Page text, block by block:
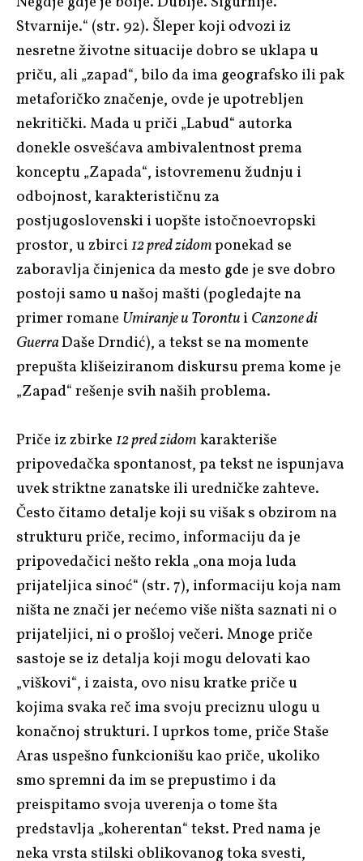
Stvarnije.“ (str. 92). Šleper koji odvozi iz
nesretne životne situacije dobro se uklapa u
priču, ali „zapad“, bilo da ima geografsko ili pak
metaforičko značenje, ovde je upotrebljen
nekritički. Mada u priči „Labud“ autorka
donekle osvešćava ambivalentnost prema
konceptu „Zapada“, istovremenu žudnju i
odbojnost, karakterističnu za
postjugoslovenski i uopšte istočnoevropski
prostor, u zbirci12 pred zidomponekad se
zaboravlja činjenica da mesto gde je sve dobro
postoji samo u našoj mašti (pogledajte na
primer romane Umiranje u TorontuiCanzone di
GuerraDaše Drndić), a tekst se na momente
prepušta klišeiziranom diskursu prema kome je
„Zapad“ rešenje svih naših problema.
Priče iz zbirke12 pred zidomkarakteriše
pripovedačka spontanost, pa tekst ne ispunjava
uvek striktne zanatske ili uredničke zahteve.
Često čitamo detalje koji su višak s obzirom na
strukturu priče, recimo, informaciju da je
pripovedačici nešto rekla „ona moja luda
prijateljica sinoć“ (str. 7), informaciju koja nam
ništa ne znači jer nećemo više ništa saznati ni o
prijateljici, ni o prošloj večeri. Mnoge priče
sastoje se iz detalja koji mogu delovati kao
„viškovi“, i zaista, ovo nisu kratke priče u
kojima svaka reč ima svoju preciznu ulogu u
konačnoj strukturi. I uprkos tome, priče Staše
Aras uspešno funkcionišu kao priče, ukoliko
smo spremni da im se prepustimo i da
preispitamo svoja uverenja o tome šta
predstavlja „koherentan“ tekst. Pred nama je
neka vrsta stilski oblikovanog toka svesti,